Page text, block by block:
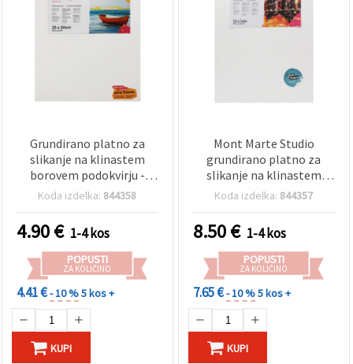
Grundirano platno za
slikanje na klinastem
borovem podokvirju -
Mont Marte Studio
Koda izdelka: 844358
4.90€ 1-4 kos
POPUSTI
ZA KOLIČINO
4.41 €- 10 %5 kos +
KUPI
Mont Marte Studio
grundirano platno za
slikanje na klinastem
borovem okvirju, Pro
Koda izdelka: 844357
8.50€ 1-4 kos
POPUSTI
ZA KOLIČINO
7.65 €- 10 %5 kos +
KUPI